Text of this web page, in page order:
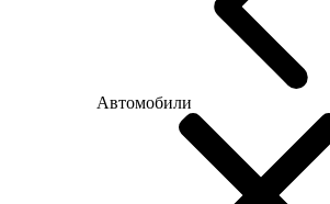
Автомобили